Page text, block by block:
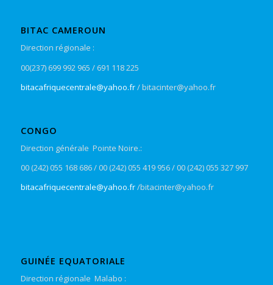
BITAC CAMEROUN
Direction régionale :
00(237) 699 992 965 / 691 118 225
bitacafriquecentrale@yahoo.fr/ bitacinter@yahoo.fr
CONGO
Direction générale Pointe Noire.:
00 (242) 055 168 686 / 00 (242) 055 419 956 / 00 (242) 055 327 997
bitacafriquecentrale@yahoo.fr/bitacinter@yahoo.fr
GUINÉE EQUATORIALE
Direction régionale Malabo :